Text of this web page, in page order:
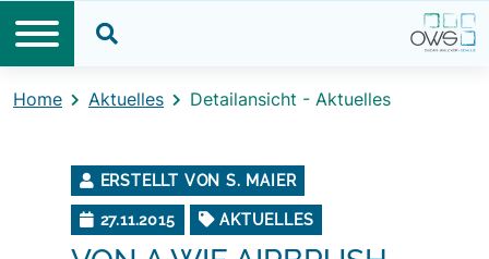
Home Aktuelles Detailansicht - Aktuelles
ERSTELLT VON S. MAIER
27.11.2015 AKTUELLES